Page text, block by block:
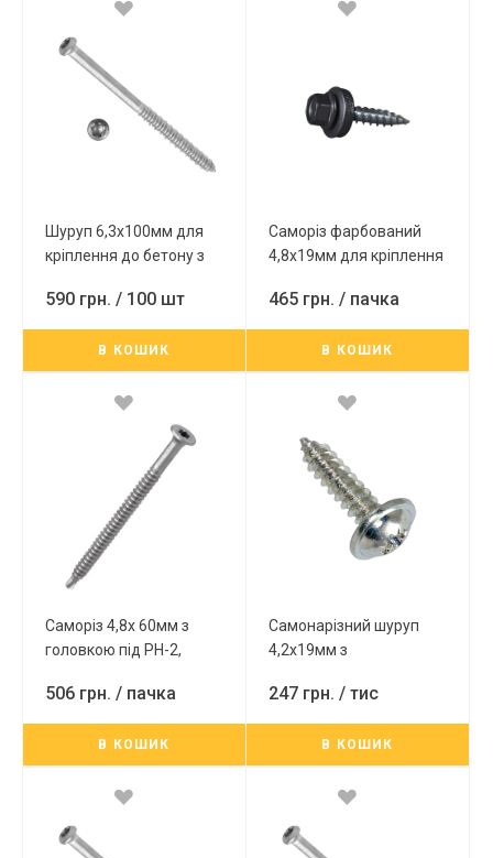
Шуруп 6,3x100мм для
кріплення до бетону з
Ruspert, 100 шт/пач.
590 грн. / 100 шт
В КОШИК
Саморіз фарбований
4,8x19мм для кріплення
оцинкований, з шайбою
EPDM, оцинк.RAL7016
465 грн. / пачка
В КОШИК
Саморіз 4,8x 60мм з
головкою під PH-2,
506 грн. / пачка
В КОШИК
Самонарізний шуруп
4,2x19мм з
головкою з
пресшайбою, PH-2,
свердлення до 0,75, DIN
96
247 грн. / тис
В КОШИК